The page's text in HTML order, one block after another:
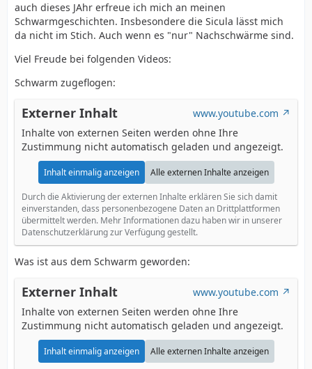
auch dieses JAhr erfreue ich mich an meinen
Schwarmgeschichten. Insbesondere die Sicula lässt mich
da nicht im Stich. Auch wenn es "nur" Nachschwärme sind.
Viel Freude bei folgenden Videos:
Schwarm zugeflogen:
Externer Inhalt
www.youtube.com
Inhalte von externen Seiten werden ohne Ihre
Zustimmung nicht automatisch geladen und angezeigt.
Inhalt einmalig anzeigen Alle externen Inhalte anzeigen
Durch die Aktivierung der externen Inhalte erklären Sie sich damit
einverstanden, dass personenbezogene Daten an Drittplattformen
übermittelt werden. Mehr Informationen dazu haben wir in unserer
Datenschutzerklärung zur Verfügung gestellt.
Was ist aus dem Schwarm geworden:
Externer Inhalt
www.youtube.com
Inhalte von externen Seiten werden ohne Ihre
Zustimmung nicht automatisch geladen und angezeigt.
Inhalt einmalig anzeigen Alle externen Inhalte anzeigen